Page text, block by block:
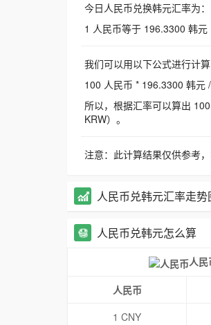
今日人民币兑换韩元汇率为：
1 人民币等于 196.3300 韩
我们可以用以下公式进行计算
100 人民币 * 196.3300 韩元
所以，根据汇率可以算出
KRW）。
注意：此计算结果仅供参考
人民币兑韩元汇率走势
人民币兑韩元怎么算
人民
人民币
1 CNY